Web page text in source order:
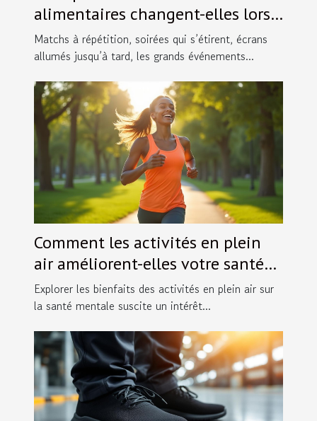
alimentaires changent-elles lors
des grands événements sportifs ?
Matchs à répétition, soirées qui s’étirent, écrans
allumés jusqu’à tard, les grands événements...
Comment les activités en plein
air améliorent-elles votre santé
mentale ?
Explorer les bienfaits des activités en plein air sur
la santé mentale suscite un intérêt...